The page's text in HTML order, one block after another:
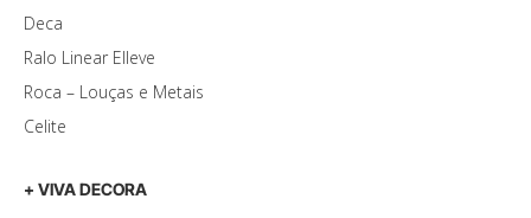
Deca
Ralo Linear Elleve
Roca – Louças e Metais
Celite
+ VIVA DECORA